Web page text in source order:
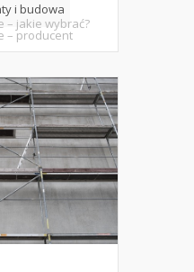
i budowa
– jakie wybrać?
– producent